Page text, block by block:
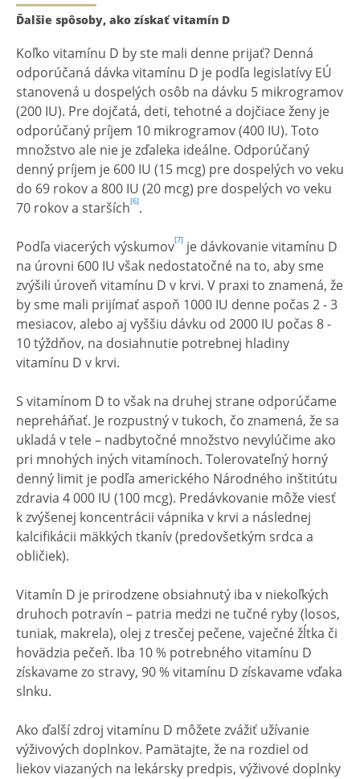
Ďalšie spôsoby, ako získať vitamín D
Koľko vitamínu D by ste mali denne prijať? Denná
odporúčaná dávka vitamínu D je podľa legislatívy EÚ
stanovená u dospelých osôb na dávku 5 mikrogramov
(200 IU). Pre dojčatá, deti, tehotné a dojčiace ženy je
odporúčaný príjem 10 mikrogramov (400 IU). Toto
množstvo ale nie je zďaleka ideálne. Odporúčaný
denný príjem je 600 IU (15 mcg) pre dospelých vo veku
do 69 rokov a 800 IU (20 mcg) pre dospelých vo veku
70 rokov a starších[6].
Podľa viacerých výskumov[7] je dávkovanie vitamínu D
na úrovni 600 IU však nedostatočné na to, aby sme
zvýšili úroveň vitamínu D v krvi. V praxi to znamená, že
by sme mali prijímať aspoň 1000 IU denne počas 2 - 3
mesiacov, alebo aj vyššiu dávku od 2000 IU počas 8 -
10 týždňov, na dosiahnutie potrebnej hladiny
vitamínu D v krvi.
S vitamínom D to však na druhej strane odporúčame
nepreháňať. Je rozpustný v tukoch, čo znamená, že sa
ukladá v tele – nadbytočné množstvo nevylúčime ako
pri mnohých iných vitamínoch. Tolerovateľný horný
denný limit je podľa amerického Národného inštitútu
zdravia 4 000 IU (100 mcg). Predávkovanie môže viesť
k zvýšenej koncentrácii vápnika v krvi a následnej
kalcifikácii mäkkých tkanív (predovšetkým srdca a
obličiek).
Vitamín D je prirodzene obsiahnutý iba v niekoľkých
druhoch potravín – patria medzi ne tučné ryby (losos,
tuniak, makrela), olej z tresčej pečene, vaječné žĺtka či
hovädzia pečeň. Iba 10 % potrebného vitamínu D
získavame zo stravy, 90 % vitamínu D získavame vďaka
slnku.
Ako ďalší zdroj vitamínu D môžete zvážiť užívanie
výživových doplnkov. Pamätajte, že na rozdiel od
liekov viazaných na lekársky predpis, výživové doplnky